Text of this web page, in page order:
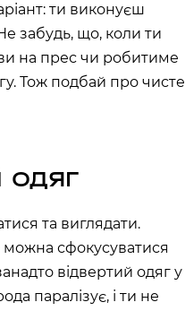
ти виконуєш
забудь, що, коли ти
на прес чи робитиме
Тож подбай про чисте
ОДЯГ
та виглядати.
сфокусуватися
відвертий одяг у
паралізує, і ти не